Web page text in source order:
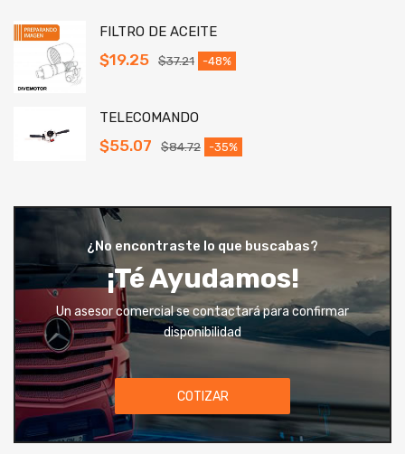
FILTRO DE ACEITE
$37.21
$19.25 -48%
TELECOMANDO
$84.72
$55.07 -35%
¿No encontraste lo que buscabas?
¡Té Ayudamos!
Un asesor comercial se contactará para confirmar
disponibilidad
COTIZAR